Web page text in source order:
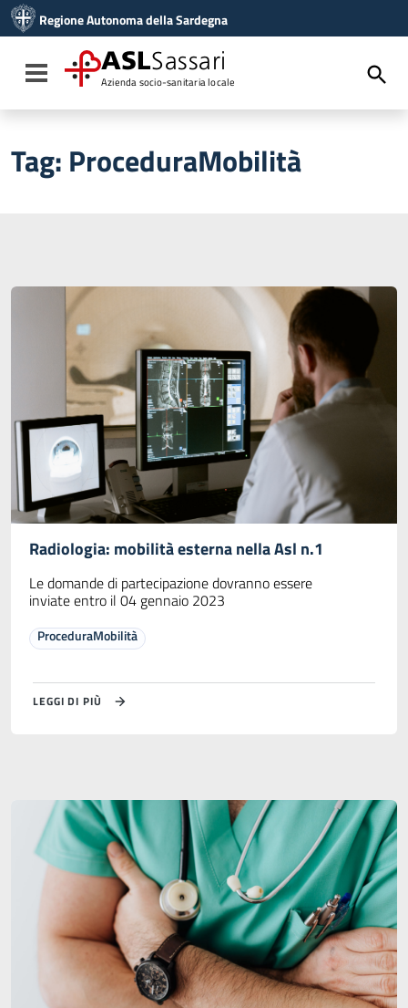
Vai al menu di navigazione
Vai al footer
Regione Autonoma della Sardegna
Toggle navigation
ASLSassari
Azienda socio-sanitaria locale
Tag: ProceduraMobilità
Radiologia: mobilità esterna nella Asl n.1
Le domande di partecipazione dovranno essere
inviate entro il 04 gennaio 2023
ProceduraMobilità
LEGGI DI PIÙ